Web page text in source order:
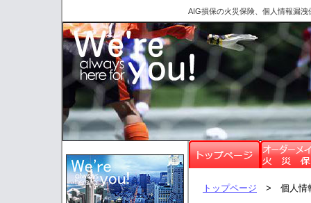
AIG損保の火災保険、個人情報漏
トップページ > 個人情